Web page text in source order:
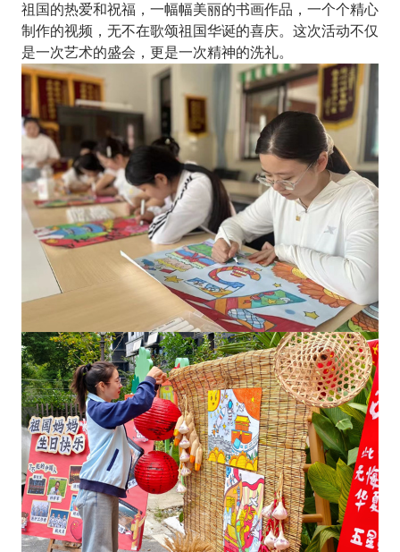
祖国的热爱和祝福， 一幅幅美丽的书画作品，一个个精心
制作的视频 ， 无不在歌颂祖国华诞的喜庆。 这次活动不仅
是一次艺术的盛会，更是一次精神的洗礼。